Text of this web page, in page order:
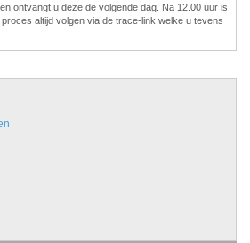
ontvangt u deze de volgende dag. Na 12.00 uur is
altijd volgen via de trace-link welke u tevens